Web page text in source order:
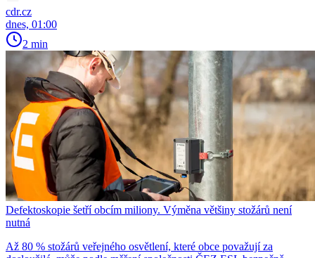
cdr.cz
dnes, 01:00
2 min
Defektoskopie šetří obcím miliony. Výměna většiny stožárů není
nutná
Až 80 % stožárů veřejného osvětlení, které obce považují za